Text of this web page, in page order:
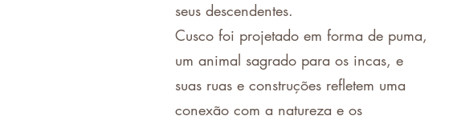
seus descendentes.
Cusco foi projetado em forma de puma,
um animal sagrado para os incas, e
suas ruas e construções refletem uma
conexão com a natureza e os